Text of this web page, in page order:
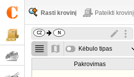
Rasti krovinį Pateikti krovinį
Kėbulo tipas
Pakrovimas